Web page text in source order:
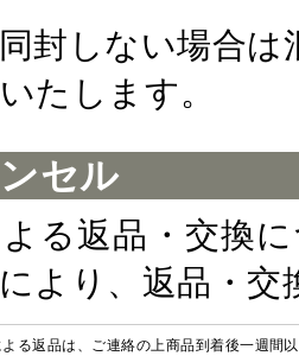
封しない場合
たします。
セル
る返品・交換
より、返品・
る返品は、ご連絡の上商品到着後一週間